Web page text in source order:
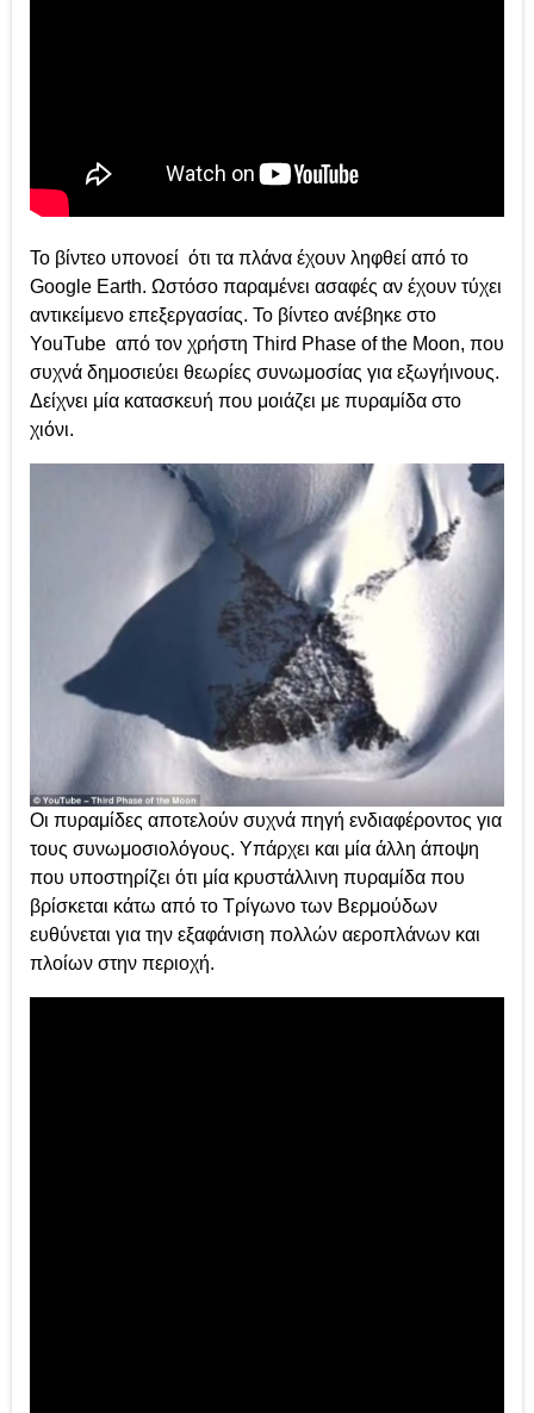
Το βίντεο υπονοεί ότι τα πλάνα έχουν ληφθεί από το
Google Earth. Ωστόσο παραμένει ασαφές αν έχουν τύχει
αντικείμενο επεξεργασίας. Το βίντεο ανέβηκε στο
YouTube από τον χρήστη Third Phase of the Moon, που
συχνά δημοσιεύει θεωρίες συνωμοσίας για εξωγήινους.
Δείχνει μία κατασκευή που μοιάζει με πυραμίδα στο
χιόνι.
Οι πυραμίδες αποτελούν συχνά πηγή ενδιαφέροντος για
τους συνωμοσιολόγους. Υπάρχει και μία άλλη άποψη
που υποστηρίζει ότι μία κρυστάλλινη πυραμίδα που
βρίσκεται κάτω από το Τρίγωνο των Βερμούδων
ευθύνεται για την εξαφάνιση πολλών αεροπλάνων και
πλοίων στην περιοχή.